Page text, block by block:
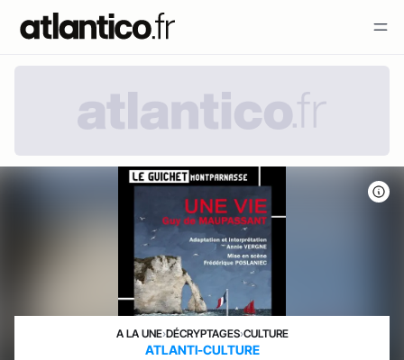
A LA UNE›DÉCRYPTAGES›CULTURE
ATLANTI-CULTURE